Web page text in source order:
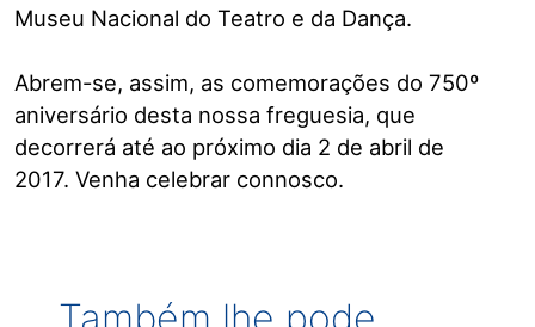
Museu Nacional do Teatro e da Dança.
Abrem-se, assim, as comemorações do 750º
aniversário desta nossa freguesia, que
decorrerá até ao próximo dia 2 de abril de
2017. Venha celebrar connosco.